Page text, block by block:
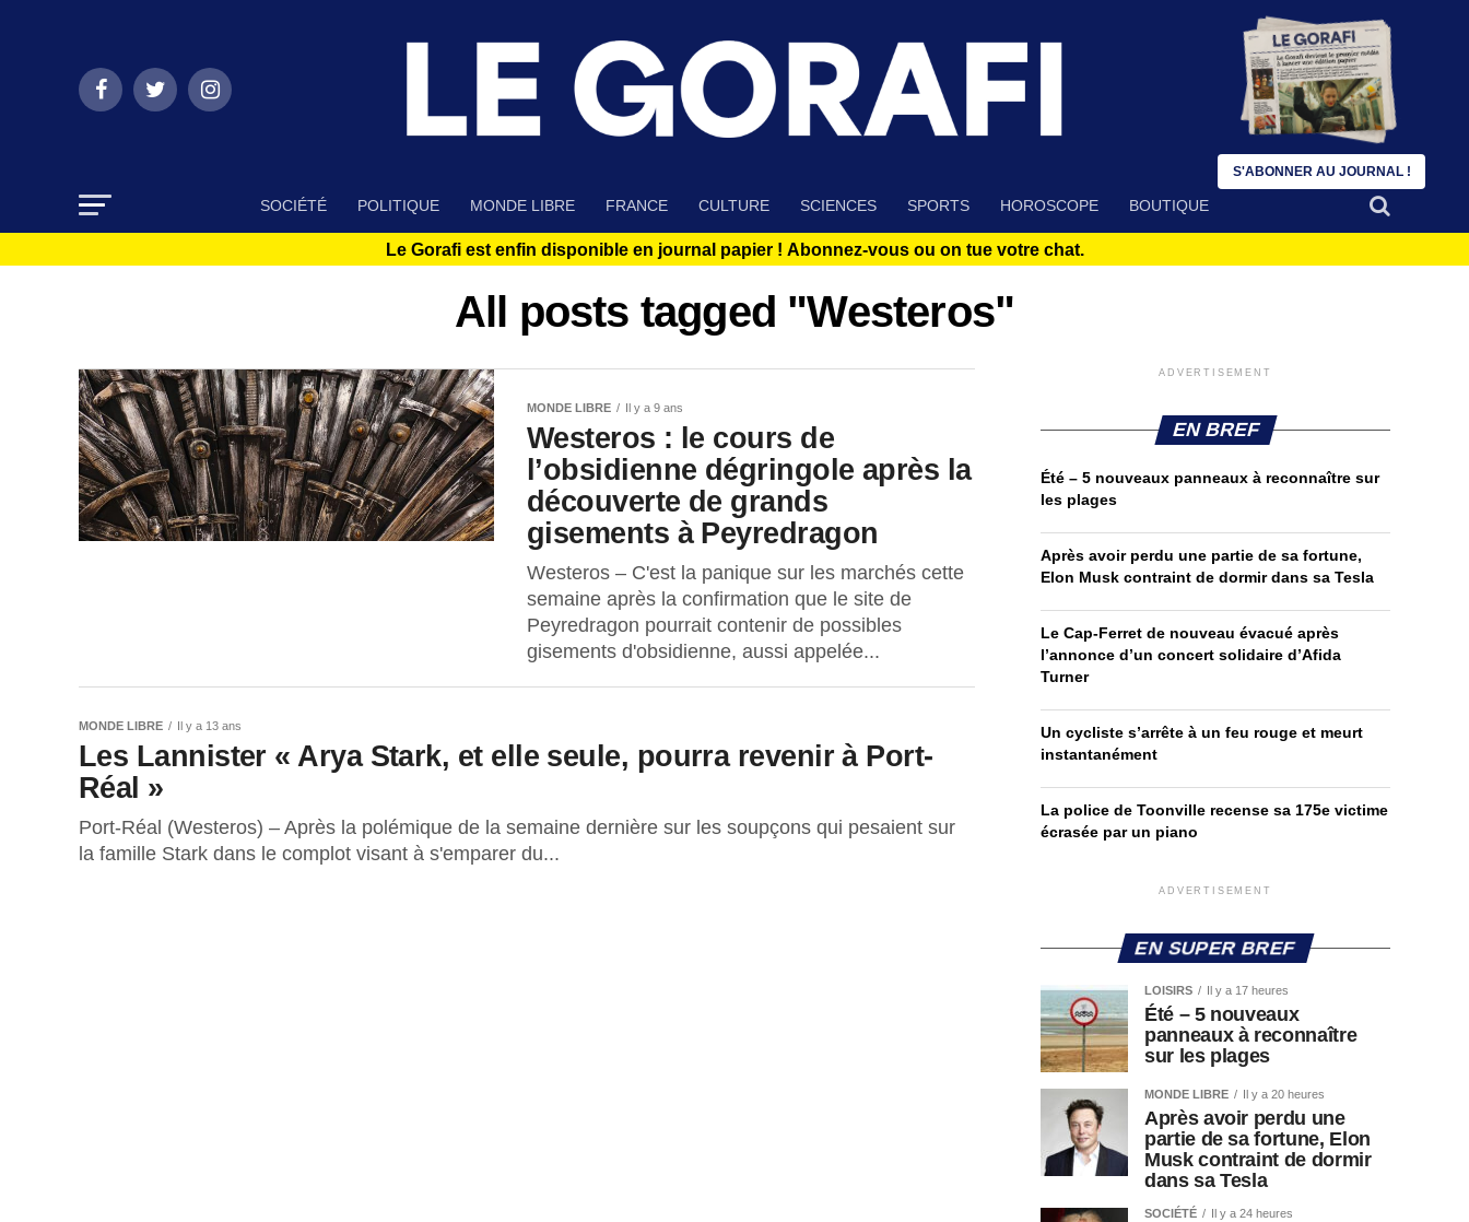
SOCIÉTÉ POLITIQUE MONDE LIBRE FRANCE CULTURE SCIENCES SPORTS HOROSCOPE BOUTIQUE
Le Gorafi est enfin disponible en journal papier ! Abonnez-vous ou on tue votre chat.
All posts tagged "Westeros"
MONDE LIBRE Il y a 9 ans
Westeros : le cours de
l’obsidienne dégringole après la
découverte de grands
gisements à Peyredragon
Westeros – C'est la panique sur les marchés cette
semaine après la confirmation que le site de
Peyredragon pourrait contenir de possibles
gisements d'obsidienne, aussi appelée...
MONDE LIBRE Il y a 13 ans
Les Lannister « Arya Stark, et elle seule, pourra revenir à Port-
Réal »
Port-Réal (Westeros) – Après la polémique de la semaine dernière sur les soupçons qui pesaient sur
la famille Stark dans le complot visant à s'emparer du...
ADVERTISEMENT
EN BREF
Été – 5 nouveaux panneaux à reconnaître sur
les plages
Après avoir perdu une partie de sa fortune,
Elon Musk contraint de dormir dans sa Tesla
Le Cap-Ferret de nouveau évacué après
l’annonce d’un concert solidaire d’Afida
Turner
Un cycliste s’arrête à un feu rouge et meurt
instantanément
La police de Toonville recense sa 175e victime
écrasée par un piano
ADVERTISEMENT
EN SUPER BREF
LOISIRS Il y a 17 heures
Été – 5 nouveaux
panneaux à reconnaître
sur les plages
MONDE LIBRE Il y a 20 heures
Après avoir perdu une
partie de sa fortune, Elon
Musk contraint de dormir
dans sa Tesla
SOCIÉTÉ Il y a 24 heures
S'ABONNER AU JOURNAL !